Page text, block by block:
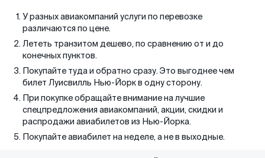
У разных авиакомпаний услуги по перевозке
различаются по цене.
Лететь транзитом дешево, по сравнению от и до
конечных пунктов.
Покупайте туда и обратно сразу. Это выгоднее чем
билет Луисвилль Нью-Йорк в одну сторону.
При покупке обращайте внимание на лучшие
спецпредложения авиакомпаний, акции, скидки и
распродажи авиабилетов из Нью-Йорка.
Покупайте авиабилет на неделе, а не в выходные.